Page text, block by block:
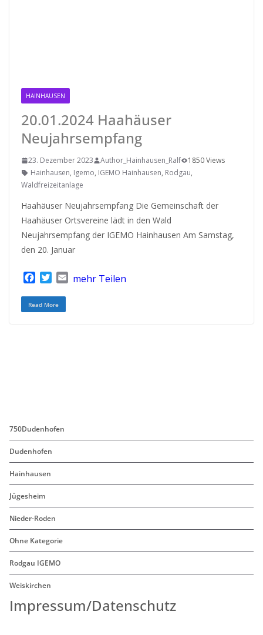
HAINHAUSEN
20.01.2024 Haahäuser
Neujahrsempfang
23. Dezember 2023 Author_Hainhausen_Ralf
1850 Views
Hainhausen, Igemo, IGEMO Hainhausen, Rodgau,
Waldfreizeitanlage
Haahäuser Neujahrsempfang Die Gemeinschaft der
Haahäuser Ortsvereine lädt in den Wald
Neujahrsempfang der IGEMO Hainhausen Am Samstag,
den 20. Januar
c
e
i
t
mehr Teilen
Read More
750Dudenhofen
Dudenhofen
Hainhausen
Jügesheim
Nieder-Roden
Ohne Kategorie
Rodgau IGEMO
Weiskirchen
Impressum/Datenschutz